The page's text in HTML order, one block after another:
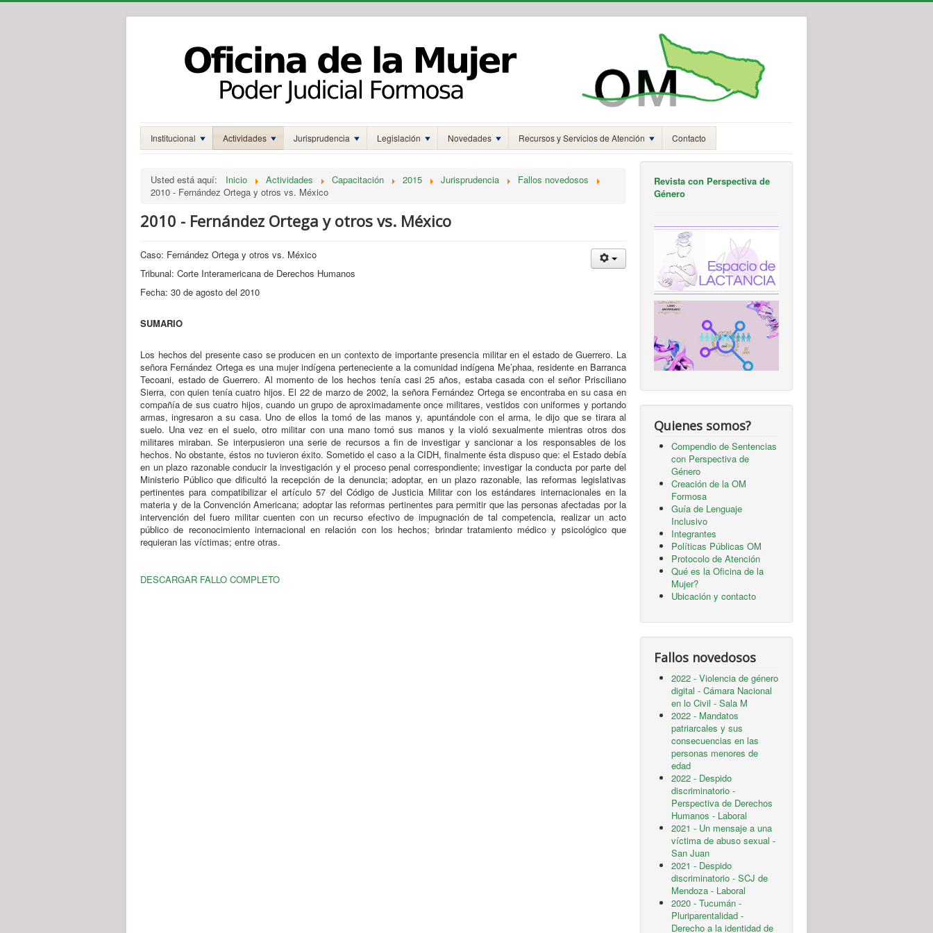
Institucional Actividades Jurisprudencia Legislación Novedades Recursos y Servicios de Atención Contacto
Usted está aquí: Inicio Actividades Capacitación 2015 Jurisprudencia
Fallos novedosos
2010 - Fernández Ortega y otros vs. México
2010 - Fernández Ortega y otros vs. México
Caso: Fernández Ortega y otros vs. México
Tribunal: Corte Interamericana de Derechos Humanos
Fecha: 30 de agosto del 2010
SUMARIO
Los hechos del presente caso se producen en un contexto de importante presencia militar en el estado de Guerrero. La
señora Fernández Ortega es una mujer indígena perteneciente a la comunidad indígena Me’phaa, residente en Barranca
Tecoani, estado de Guerrero. Al momento de los hechos tenía casi 25 años, estaba casada con el señor Prisciliano
Sierra, con quien tenía cuatro hijos. El 22 de marzo de 2002, la señora Fernández Ortega se encontraba en su casa en
compañía de sus cuatro hijos, cuando un grupo de aproximadamente once militares, vestidos con uniformes y portando
armas, ingresaron a su casa. Uno de ellos la tomó de las manos y, apuntándole con el arma, le dijo que se tirara al
suelo. Una vez en el suelo, otro militar con una mano tomó sus manos y la violó sexualmente mientras otros dos
militares miraban. Se interpusieron una serie de recursos a fin de investigar y sancionar a los responsables de los
hechos. No obstante, éstos no tuvieron éxito. Sometido el caso a la CIDH, finalmente ésta dispuso que: el Estado debía
en un plazo razonable conducir la investigación y el proceso penal correspondiente; investigar la conducta por parte del
Ministerio Público que dificultó la recepción de la denuncia; adoptar, en un plazo razonable, las reformas legislativas
pertinentes para compatibilizar el artículo 57 del Código de Justicia Militar con los estándares internacionales en la
materia y de la Convención Americana; adoptar las reformas pertinentes para permitir que las personas afectadas por la
intervención del fuero militar cuenten con un recurso efectivo de impugnación de tal competencia, realizar un acto
público de reconocimiento internacional en relación con los hechos; brindar tratamiento médico y psicológico que
requieran las víctimas; entre otras.
DESCARGAR FALLO COMPLETO
Revista con Perspectiva de
Género
Quienes somos?
Compendio de Sentencias
con Perspectiva de
Género
Creación de la OM
Formosa
Guía de Lenguaje
Inclusivo
Integrantes
Políticas Públicas OM
Protocolo de Atención
Qué es la Oficina de la
Mujer?
Ubicación y contacto
Fallos novedosos
2022 - Violencia de género
digital - Cámara Nacional
en lo Civil - Sala M
2022 - Mandatos
patriarcales y sus
consecuencias en las
personas menores de
edad
2022 - Despido
discriminatorio -
Perspectiva de Derechos
Humanos - Laboral
2021 - Un mensaje a una
víctima de abuso sexual -
San Juan
2021 - Despido
discriminatorio - SCJ de
Mendoza - Laboral
2020 - Tucumán -
Pluriparentalidad -
Derecho a la identidad de